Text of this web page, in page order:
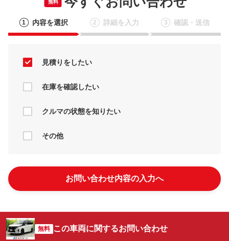
無料
1 内容を選択 2 詳細を入力 3 確認・送信
見積りをしたい
在庫を確認したい
クルマの状態を知りたい
その他
お問い合わせ内容の入力へ
無料 この車両に関するお問い合わせ